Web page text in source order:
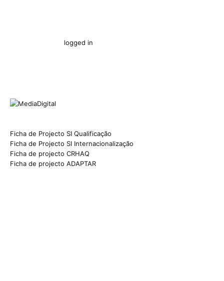
logged in
Ficha de Projecto SI Qualificação
Ficha de Projecto SI Internacionalização
Ficha de projecto CRHAQ
Ficha de projecto ADAPTAR